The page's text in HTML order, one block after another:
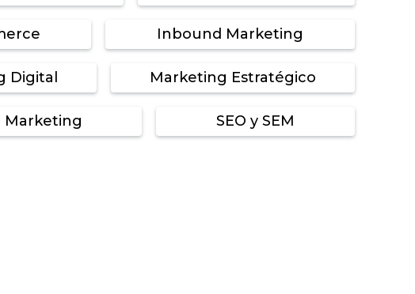
Inbound Marketing
Digital Marketing Estratégico
Marketing SEO y SEM